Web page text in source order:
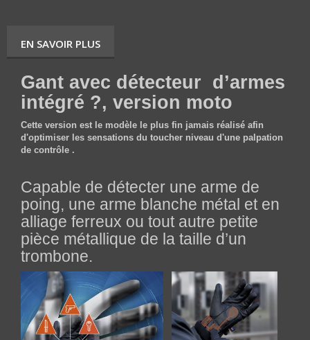
EN SAVOIR PLUS
Gant avec détecteur d’armes
intégré ?, version moto
Cette version est le modèle le plus fin jamais réalisé afin
d'optimiser les sensations du toucher niveau d'une palpation
de contrôle .
Capable de détecter une arme de
poing, une arme blanche métal et en
alliage ferreux ou tout autre petite
pièce métallique de la taille d’un
trombone.